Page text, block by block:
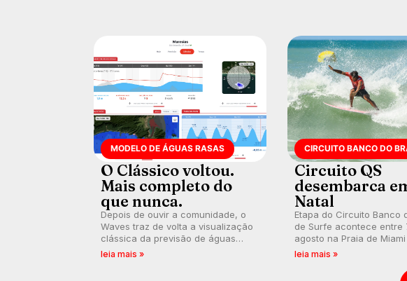
MODELO DE ÁGUAS RASAS
O Clássico voltou.
Mais completo do
que nunca.
Depois de ouvir a comunidade, o
Waves traz de volta a visualização
clássica da previsão de águas
rasas, agora integrada à nova
leia mais »
CIRCUITO BANCO DO
Circuito QS
desembarca
Natal
Etapa do Circuito Banco
de Surfe acontece entre
agosto na Praia de Miami
disputas válidas pelo
por vagas no Challenger
leia mais »